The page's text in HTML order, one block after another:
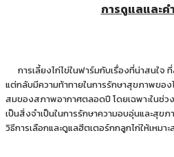
การดูแลและค
การเลี้ยงไก่ไข่ในฟาร์มกับเรื่องที่น่าสนใจ
แต่กลับมีความท้าทายในการรักษาสุขภาพของ
สมของสภาพอากาศตลอดปี โดยเฉพาะในช่ว
เป็นสิ่งจำเป็นในการรักษาความอบอุ่นและสุข
วิธีการเลือกและดูแลฮีตเตอร์กกลูกไก่ให้เหม